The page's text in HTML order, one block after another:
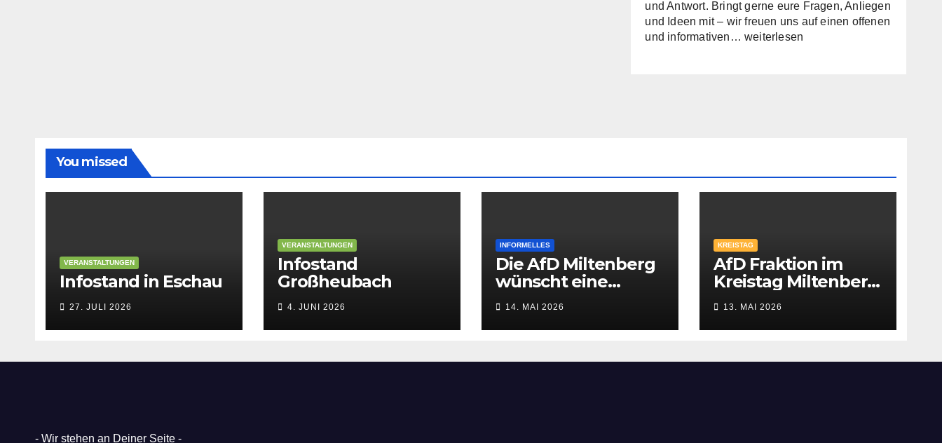
und Antwort. Bringt gerne eure Fragen, Anliegen
und Ideen mit – wir freuen uns auf einen offenen
und informativen… Infoabend:
weiterlesen
You missed
VERANSTALTUNGEN
Infostand in Eschau
27. JULI 2026
VERANSTALTUNGEN
Infostand
Großheubach
4. JUNI 2026
INFORMELLES
Die AfD Miltenberg
wünscht eine
gesegnete Christi
Himmelfahrt
14. MAI 2026
KREISTAG
AfD Fraktion im
Kreistag Miltenberg
nimmt Arbeit auf
13. MAI 2026
- Wir stehen an Deiner Seite -